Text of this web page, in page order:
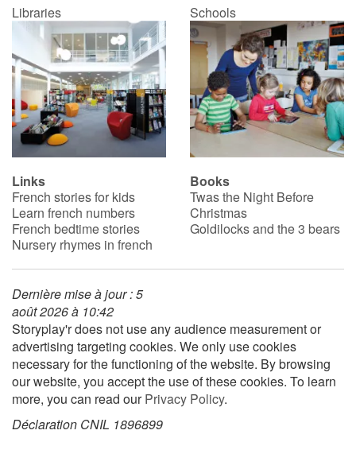
Schools
Libraries
Videos & Tutorials
Blog
Learn french with Storyplay'r
French book lists for children
Activities and workshops
Dyslexia and reading disorders
Libraries Schools
Links
French stories for kids
Learn french numbers
French bedtime stories
Nursery rhymes in french
Books
Twas the Night Before
Christmas
Goldilocks and the 3 bears
Dernière mise à jour : 5
août 2026 à 10:42
Storyplay'r does not use any audience measurement or
advertising targeting cookies. We only use cookies
necessary for the functioning of the website. By browsing
our website, you accept the use of these cookies. To learn
more, you can read ourPrivacy Policy.
Déclaration CNIL 1896899